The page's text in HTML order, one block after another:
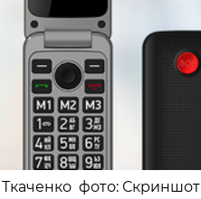
Ткаченко фото: Скриншот